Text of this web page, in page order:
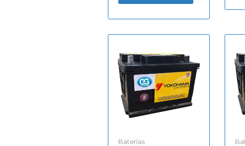
Baterías